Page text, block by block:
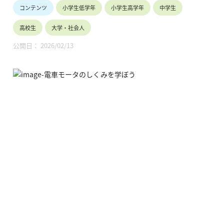
コンテンツ 小学生低学年 小学生高学年 中学生
高校生 大学・社会人
公開日： 2026/02/13